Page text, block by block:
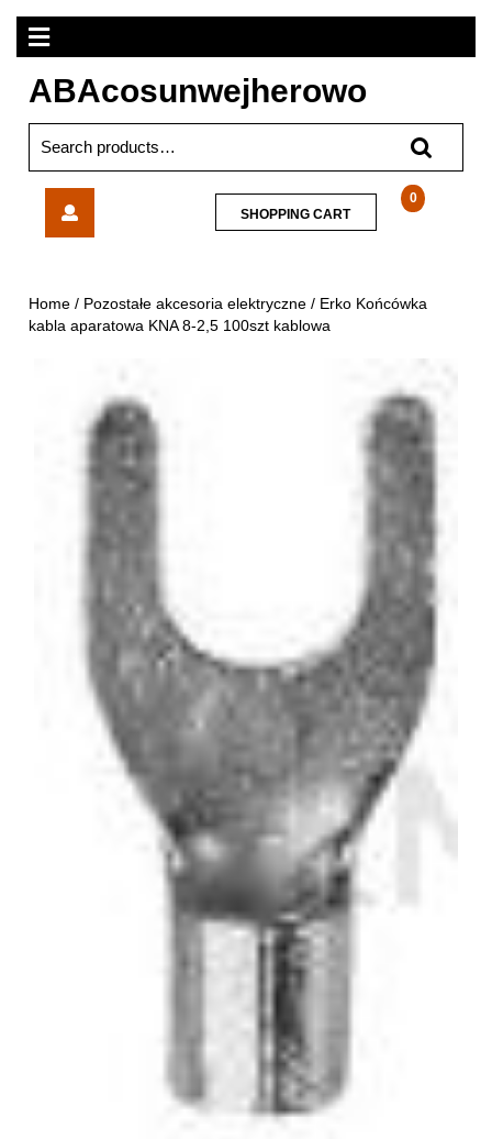
Skip
content
Open
Menu
ABAcosunwejherowo
for:
8-
kablowa
0
SHOPPING CARTSHOPPING
CART
Home / Pozostałe akcesoria elektryczne / Erko Końcówka
kabla aparatowa KNA 8-2,5 100szt kablowa